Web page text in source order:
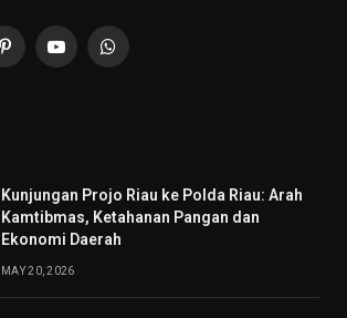
PinterestYouTubeWhatsApp
Kunjungan Projo Riau ke Polda Riau: Arah
Kamtibmas, Ketahanan Pangan dan
Ekonomi Daerah
MAY 20, 2026